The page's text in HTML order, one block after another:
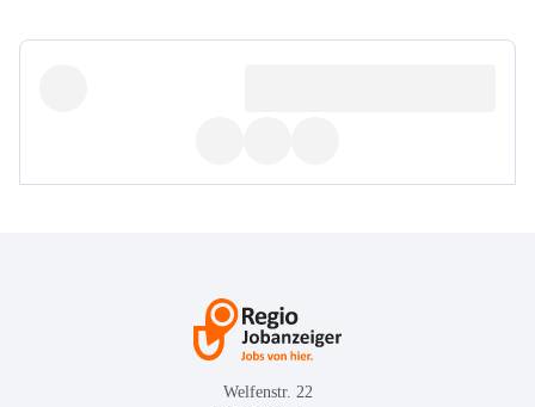
Welfenstr. 22